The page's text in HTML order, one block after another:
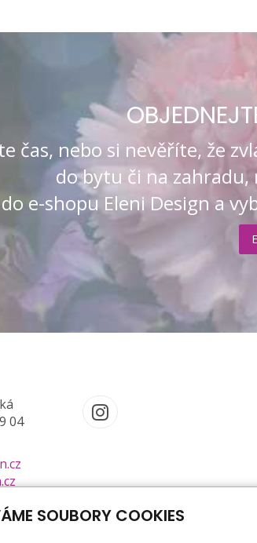
čas, nebo si nevěříte, že
do bytu či na zahradu,
e-shopu Eleni Design a
04
SOUBORY COOKIES